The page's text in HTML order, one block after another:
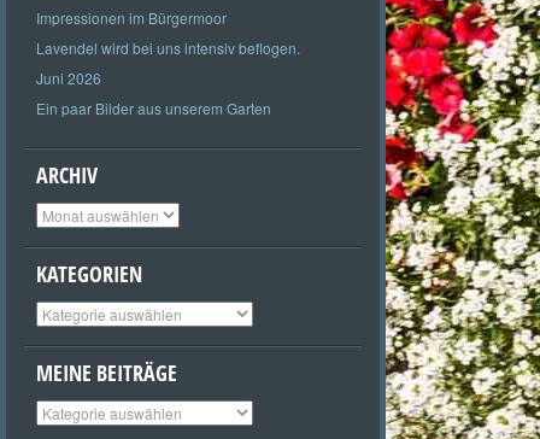
Impressionen im Bürgermoor
Lavendel wird bei uns intensiv beflogen.
Juni 2026
Ein paar Bilder aus unserem Garten
ARCHIV
Archiv
KATEGORIEN
Kategorien
MEINE BEITRÄGE
Meine
Beiträge